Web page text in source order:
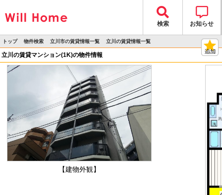
検索 お知らせ
トップ
>
物件検索
>
立川市の賃貸情報一覧
>
立川の賃貸情報一覧
立川の賃貸マンション(1K)の物件情報
【建物外観】